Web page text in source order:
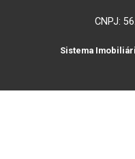
CNPJ:
Sistema